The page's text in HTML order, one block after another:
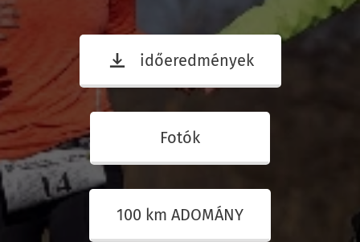
időeredmények
Fotók
100 km ADOMÁNY